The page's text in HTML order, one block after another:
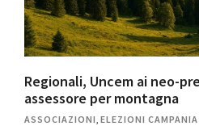
Regionali, Uncem ai neo-
assessore per montagna
ASSOCIAZIONI ELEZIONI